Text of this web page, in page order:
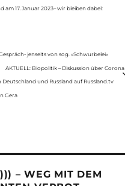
am 17.Januar 2023– wir bleiben dabei:
jenseits von sog. »Schwurbelei«
AKTUELL: Biopolitik – Diskussion über Corona
und Russland auf Russland.tv
Gera
– WEG MIT DEM